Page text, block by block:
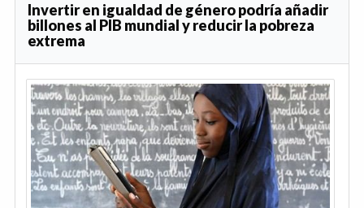
Invertir en igualdad de género podría añadir
billones al PIB mundial y reducir la pobreza
extrema